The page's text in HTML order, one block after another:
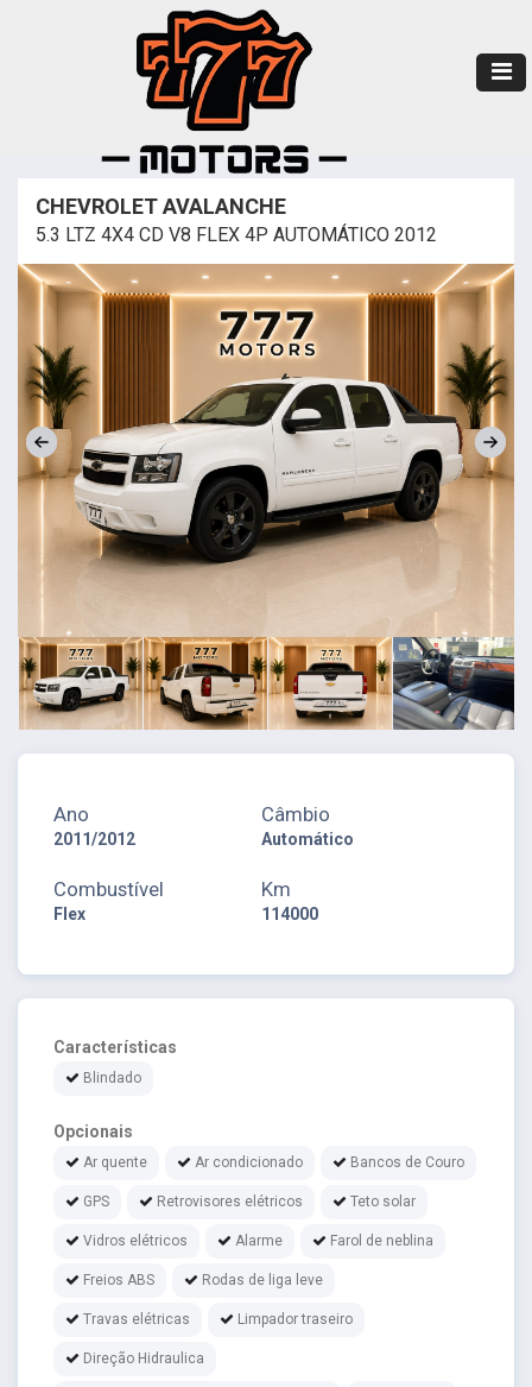
CHEVROLET AVALANCHE
5.3 LTZ 4X4 CD V8 FLEX 4P AUTOMÁTICO 2012
Ano
2011/2012
Câmbio
Automático
Combustível
Flex
Km
114000
Características
Blindado
Opcionais
Ar quente Ar condicionado Bancos de Couro
GPS Retrovisores elétricos Teto solar
Vidros elétricos Alarme Farol de neblina
Freios ABS Rodas de liga leve
Travas elétricas Limpador traseiro
Direção Hidraulica